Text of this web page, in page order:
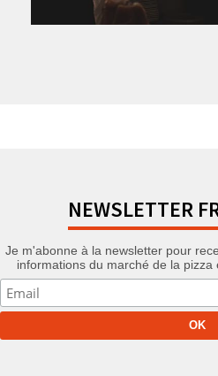
NEWSLETTER
Je m'abonne à la newsletter pour
informations du marché de la